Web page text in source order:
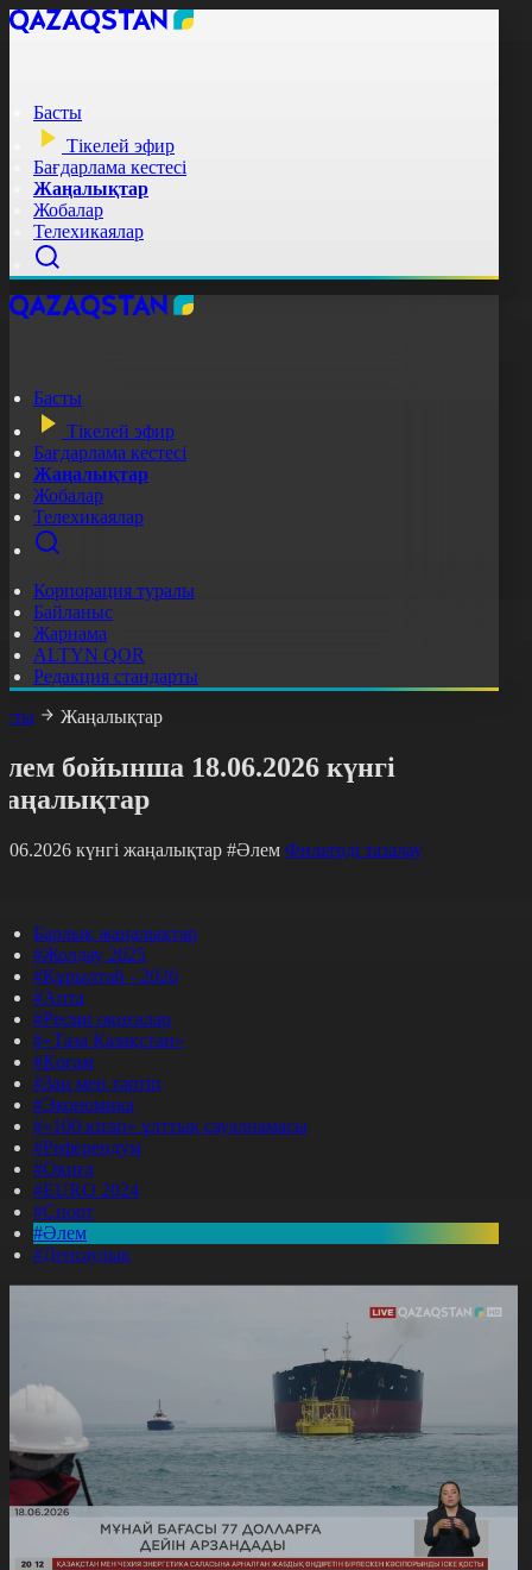
Басты
Тікелей эфир
Бағдарлама кестесі
Жаңалықтар
Жобалар
Телехикаялар
Басты
Тікелей эфир
Бағдарлама кестесі
Жаңалықтар
Жобалар
Телехикаялар
Корпорация туралы
Байланыс
Жарнама
ALTYN QOR
Редакция стандарты
Жаңалықтар
бойынша 18.06.2026 күнгі
күнгі жаңалықтар #Әлем Фильтрді тазалау
Барлық жаңалықтар
#Жолдау 2025
#Құрылтай - 2026
#Апта
#Ресми оқиғалар
#«Таза Қазақстан»
#Қоғам
#Заң мен тәртіп
#Экономика
#«100 кітап» ұлттық сауалнамасы
#Референдум
#Оқиға
#EURO 2024
#Спорт
#Әлем
#Денсаулық